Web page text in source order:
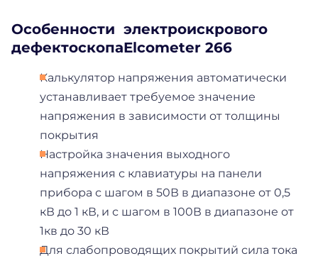
Особенности электроискрового
дефектоскопаElcometer 266
Калькулятор напряжения автоматически
устанавливает требуемое значение
напряжения в зависимости от толщины
покрытия
Настройка значения выходного
напряжения с клавиатуры на панели
прибора с шагом в 50В в диапазоне от 0,5
кВ до 1 кВ, и с шагом в 100В в диапазоне от
1кв до 30 кВ
Для слабопроводящих покрытий сила тока